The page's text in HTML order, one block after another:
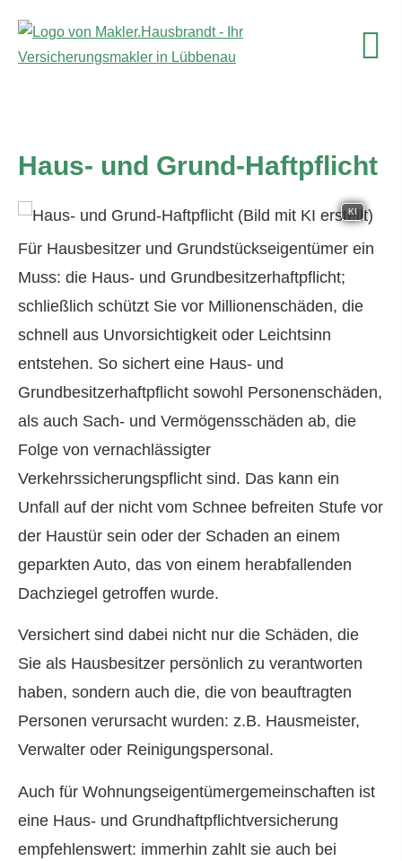
Haus- und Grund-Haft­pflicht
KI
Für Hausbesitzer und Grundstückseigentümer ein
Muss: die Haus- und Grundbesitzerhaftpflicht;
schließlich schützt Sie vor Millionenschäden, die
schnell aus Unvorsichtigkeit oder Leichtsinn
entstehen. So sichert eine Haus- und
Grundbesitzerhaftpflicht sowohl Per­sonenschäden,
als auch Sach- und Vermögensschäden ab, die
Folge von vernachlässigter
Verkehrssicherungspflicht sind. Das kann ein
Unfall auf der nicht vom Schnee befreiten Stufe vor
der Haustür sein oder der Schaden an einem
geparkten Auto, das von einem herabfallenden
Dachziegel getroffen wurde.
Versichert sind dabei nicht nur die Schäden, die
Sie als Hausbesitzer persönlich zu verantworten
haben, sondern auch die, die von beauftragten
Per­sonen verursacht wurden: z.B. Hausmeister,
Verwalter oder Reinigungspersonal.
Auch für Wohnungseigentümergemeinschaften ist
eine Haus- und Grundhaftpflichtversicherung
empfehlenswert: immerhin zahlt sie auch bei